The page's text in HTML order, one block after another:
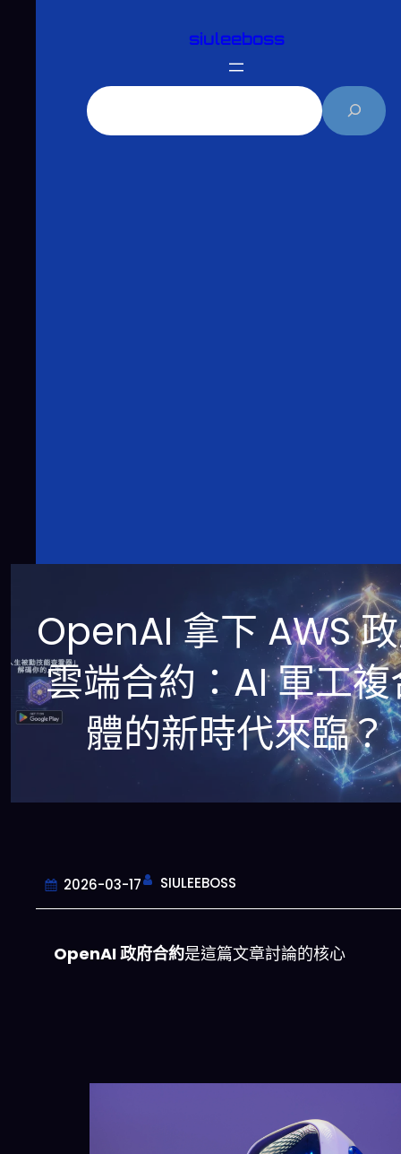
siuleeboss
OpenAI 拿下 AWS
雲端合約：AI 軍工複
體的新時代來臨？
2026-03-17 SIULEEBOSS
OpenAI 政府合約是這篇文章討論的核心